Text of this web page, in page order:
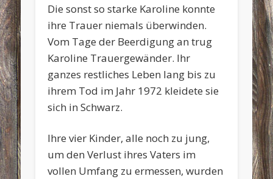
Die sonst so starke Karoline konnte
ihre Trauer niemals überwinden.
Vom Tage der Beerdigung an trug
Karoline Trauergewänder. Ihr
ganzes restliches Leben lang bis zu
ihrem Tod im Jahr 1972 kleidete sie
sich in Schwarz.
Ihre vier Kinder, alle noch zu jung,
um den Verlust ihres Vaters im
vollen Umfang zu ermessen, wurden